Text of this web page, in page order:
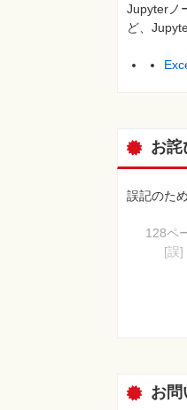
Jupyterノ
ど、
お詫
誤記のた
128ペ
[誤]
129ペ
[誤]
お問